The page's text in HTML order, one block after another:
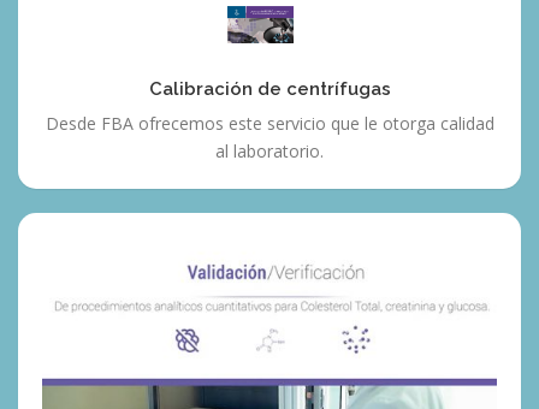
Calibración de centrífugas
Desde FBA ofrecemos este servicio que le otorga calidad
al laboratorio.